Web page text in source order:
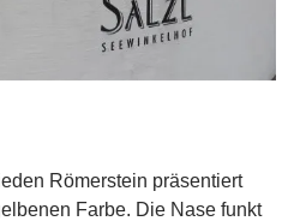
Römerstein präsentiert
Farbe. Die Nase funkt